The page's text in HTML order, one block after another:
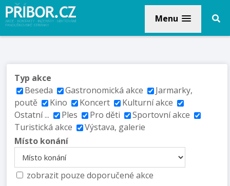
Menu
Typ akce
Beseda
Gastronomická akce
Jarmarky,
poutě
Kino Koncert
Kulturní akce
Ostatní ...
Ples Pro děti
Sportovní akce
Turistická akce
Výstava, galerie
Místo konání
zobrazit pouze doporučené akce